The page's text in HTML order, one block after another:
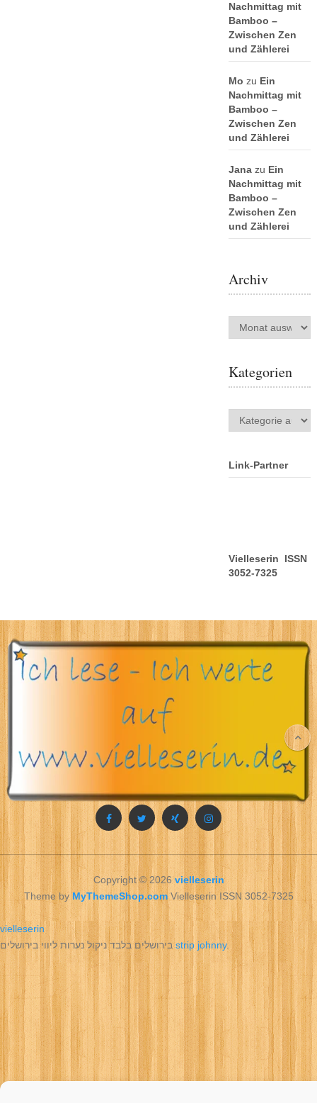
Nachmittag mit
Bamboo –
Zwischen Zen
und Zählerei
Mo zu Ein
Nachmittag mit
Bamboo –
Zwischen Zen
und Zählerei
Janazu Ein
Nachmittag mit
Bamboo –
Zwischen Zen
und Zählerei
Archiv
Archiv
Kategorien
Kategorien
Link-Partner
Vielleserin ISSN
3052-7325
Copyright © 2026vielleserin
Theme by MyThemeShop.comVielleserin ISSN 3052-7325
vielleserin
בירושלים בלבד ניקול נערות ליווי בירושליםstrip johnny.